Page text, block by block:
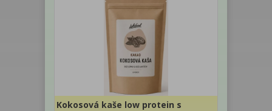
Kokosová kaše low protein s